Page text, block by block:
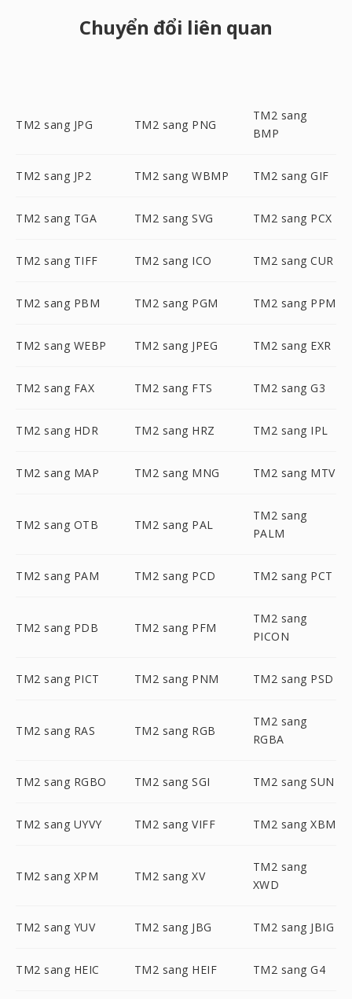
Chuyển đổi liên quan
TM2 sang JPG TM2 sang PNG
TM2 sang
BMP
TM2 sang JP2 TM2 sang WBMP TM2 sang GIF
TM2 sang TGA TM2 sang SVG TM2 sang PCX
TM2 sang TIFF TM2 sang ICO TM2 sang CUR
TM2 sang PBM TM2 sang PGM TM2 sang PPM
TM2 sang WEBP TM2 sang JPEG TM2 sang EXR
TM2 sang FAX TM2 sang FTS TM2 sang G3
TM2 sang HDR TM2 sang HRZ TM2 sang IPL
TM2 sang MAP TM2 sang MNG TM2 sang MTV
TM2 sang OTB TM2 sang PAL
TM2 sang
PALM
TM2 sang PAM TM2 sang PCD TM2 sang PCT
TM2 sang PDB TM2 sang PFM
TM2 sang
PICON
TM2 sang PICT TM2 sang PNM TM2 sang PSD
TM2 sang RAS TM2 sang RGB
TM2 sang
RGBA
TM2 sang RGBO TM2 sang SGI TM2 sang SUN
TM2 sang UYVY TM2 sang VIFF TM2 sang XBM
TM2 sang XPM TM2 sang XV
TM2 sang
XWD
TM2 sang YUV TM2 sang JBG TM2 sang JBIG
TM2 sang HEIC TM2 sang HEIF TM2 sang G4